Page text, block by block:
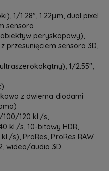
1/1.28", 1.22μm, dual pixel
sensora
peryskopowy),
przesunięciem sensora 3D,
1/2.55",
z dwiema diodami
120 kl./s,
kl./s, 10-bitowy HDR,
s), ProRes, ProRes RAW
wideo/audio 3D